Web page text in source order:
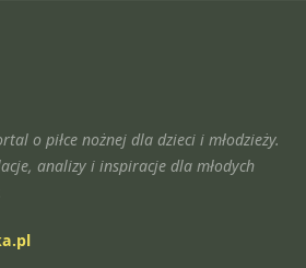
o piłce nożnej dla dzieci i młodzieży.
analizy i inspiracje dla młodych